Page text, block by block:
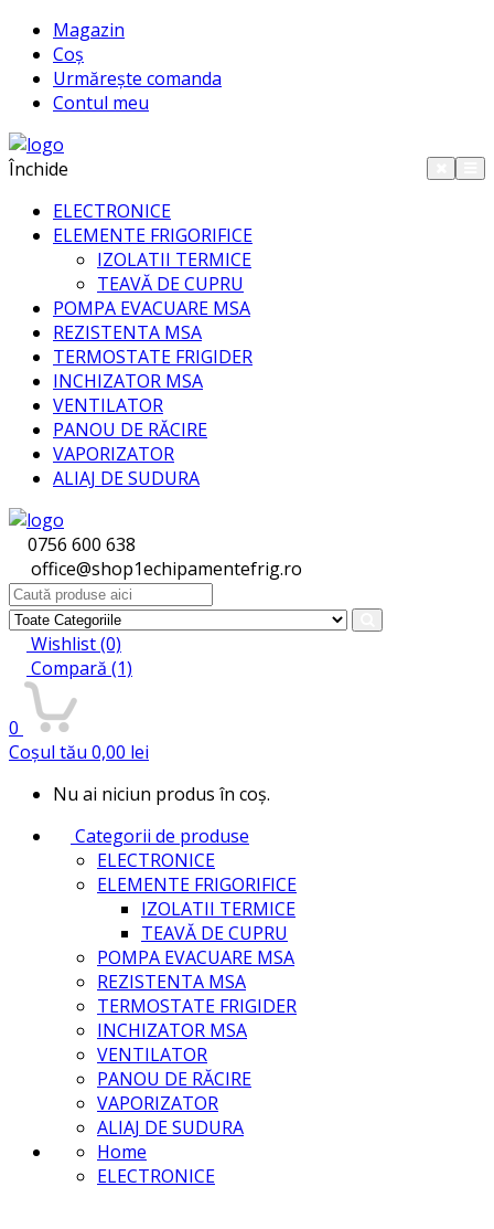
Magazin
Coș
Urmărește comanda
Contul meu
Închide
ELECTRONICE
ELEMENTE FRIGORIFICE
IZOLATII TERMICE
TEAVĂ DE CUPRU
POMPA EVACUARE MSA
REZISTENTA MSA
TERMOSTATE FRIGIDER
INCHIZATOR MSA
VENTILATOR
PANOU DE RĂCIRE
VAPORIZATOR
ALIAJ DE SUDURA
0756 600 638
office@shop1echipamentefrig.ro
Search
for:
Wishlist(0)
Compară (1)
0
Coșul tău 0,00 lei
Nu ai niciun produs în coș.
Categorii de produse
ELECTRONICE
ELEMENTE FRIGORIFICE
IZOLATII TERMICE
TEAVĂ DE CUPRU
POMPA EVACUARE MSA
REZISTENTA MSA
TERMOSTATE FRIGIDER
INCHIZATOR MSA
VENTILATOR
PANOU DE RĂCIRE
VAPORIZATOR
ALIAJ DE SUDURA
Home
ELECTRONICE